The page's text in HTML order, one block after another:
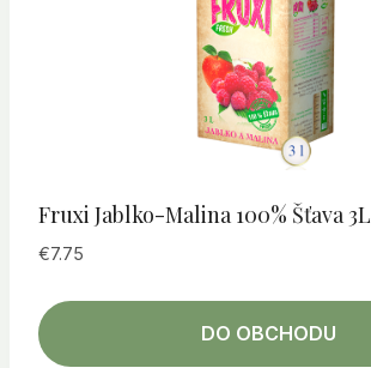
Fruxi Jablko-Malina 100% Šťava 3L
€7.75
DO OBCHODU